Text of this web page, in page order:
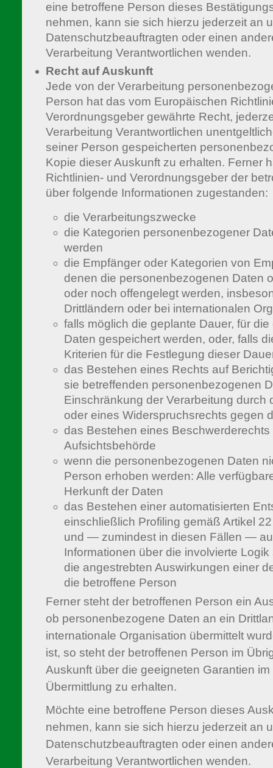
eine betroffene Person dieses
nehmen, kann sie sich hierzu jederzeit an
Datenschutzbeauftragten oder einen
Verarbeitung Verantwortlichen wenden.
Recht auf Auskunft
Jede von der Verarbeitung
Person hat das vom Europäischen
Verordnungsgeber gewährte Recht,
Verarbeitung Verantwortlichen
seiner Person gespeicherten
Kopie dieser Auskunft zu erhalten. Ferner
Richtlinien- und Verordnungsgeber der
über folgende Informationen zugestanden:
die Verarbeitungszwecke
die Kategorien personenbezogener
werden
die Empfänger oder Kategorien von
denen die personenbezogenen Daten
oder noch offengelegt werden,
Drittländern oder bei internationalen
falls möglich die geplante Dauer, für
Daten gespeichert werden, oder, falls
Kriterien für die Festlegung dieser
das Bestehen eines Rechts auf
sie betreffenden personenbezogenen
Einschränkung der Verarbeitung durch
oder eines Widerspruchsrechts gegen
das Bestehen eines Beschwerderechts
Aufsichtsbehörde
wenn die personenbezogenen Daten
Person erhoben werden: Alle
Herkunft der Daten
das Bestehen einer automatisierten
einschließlich Profiling gemäß Artikel
und — zumindest in diesen Fällen —
Informationen über die involvierte
die angestrebten Auswirkungen einer
die betroffene Person
Ferner steht der betroffenen Person ein
ob personenbezogene Daten an ein
internationale Organisation übermittelt
ist, so steht der betroffenen Person im
Auskunft über die geeigneten Garantien
Übermittlung zu erhalten.
Möchte eine betroffene Person dieses
nehmen, kann sie sich hierzu jederzeit an
Datenschutzbeauftragten oder einen
Verarbeitung Verantwortlichen wenden.